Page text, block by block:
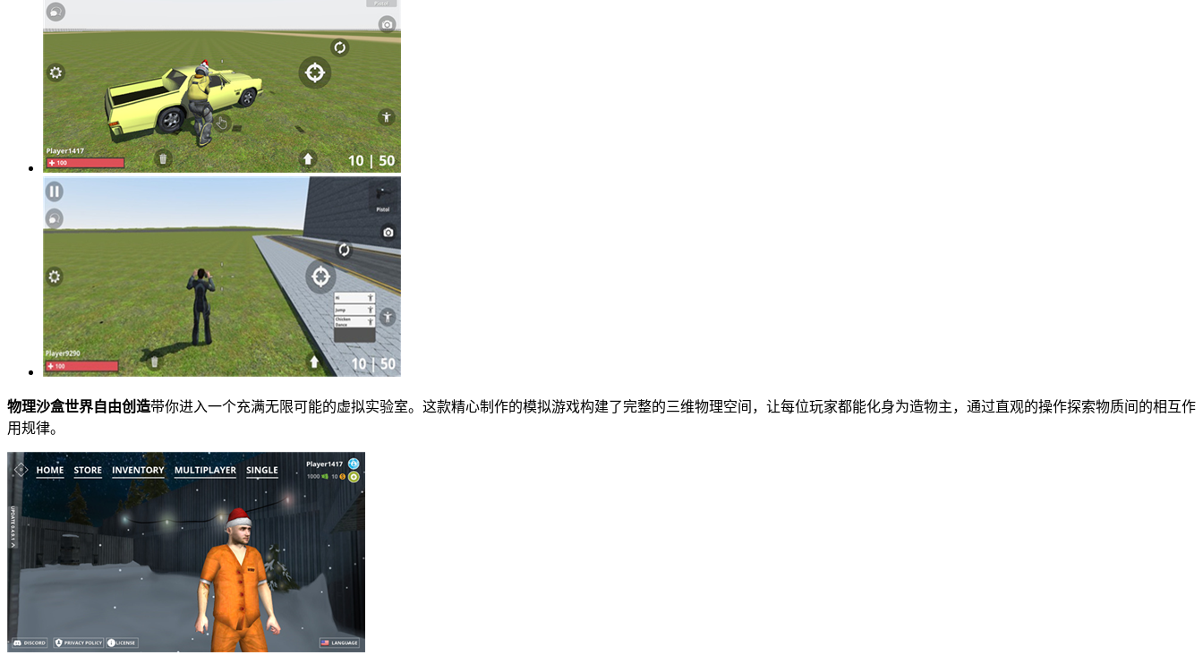
物理沙盒世界自由创造带你进入一个充满无限可能的虚拟实验室。这款精心制作的模拟游戏构建了完整的三维物理空间，让每位玩家都能化身为造物主，通过直观的操作探索物质间的相互作
用规律。